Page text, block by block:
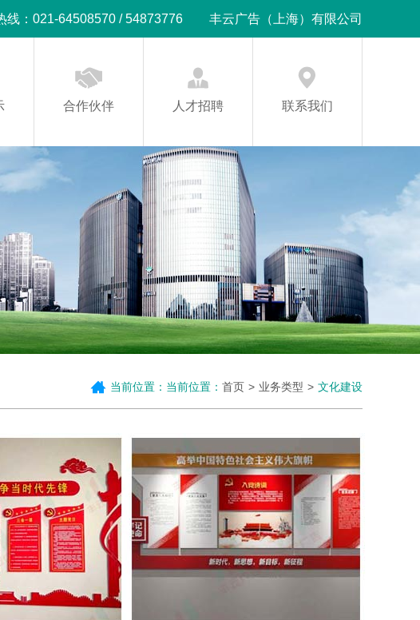
线：021-64508570 / 54873776 丰云广告（上海）有限公司
合作伙伴 人才招聘 联系我们
当前位置：当前位置： 首页 业务类型 文化建设